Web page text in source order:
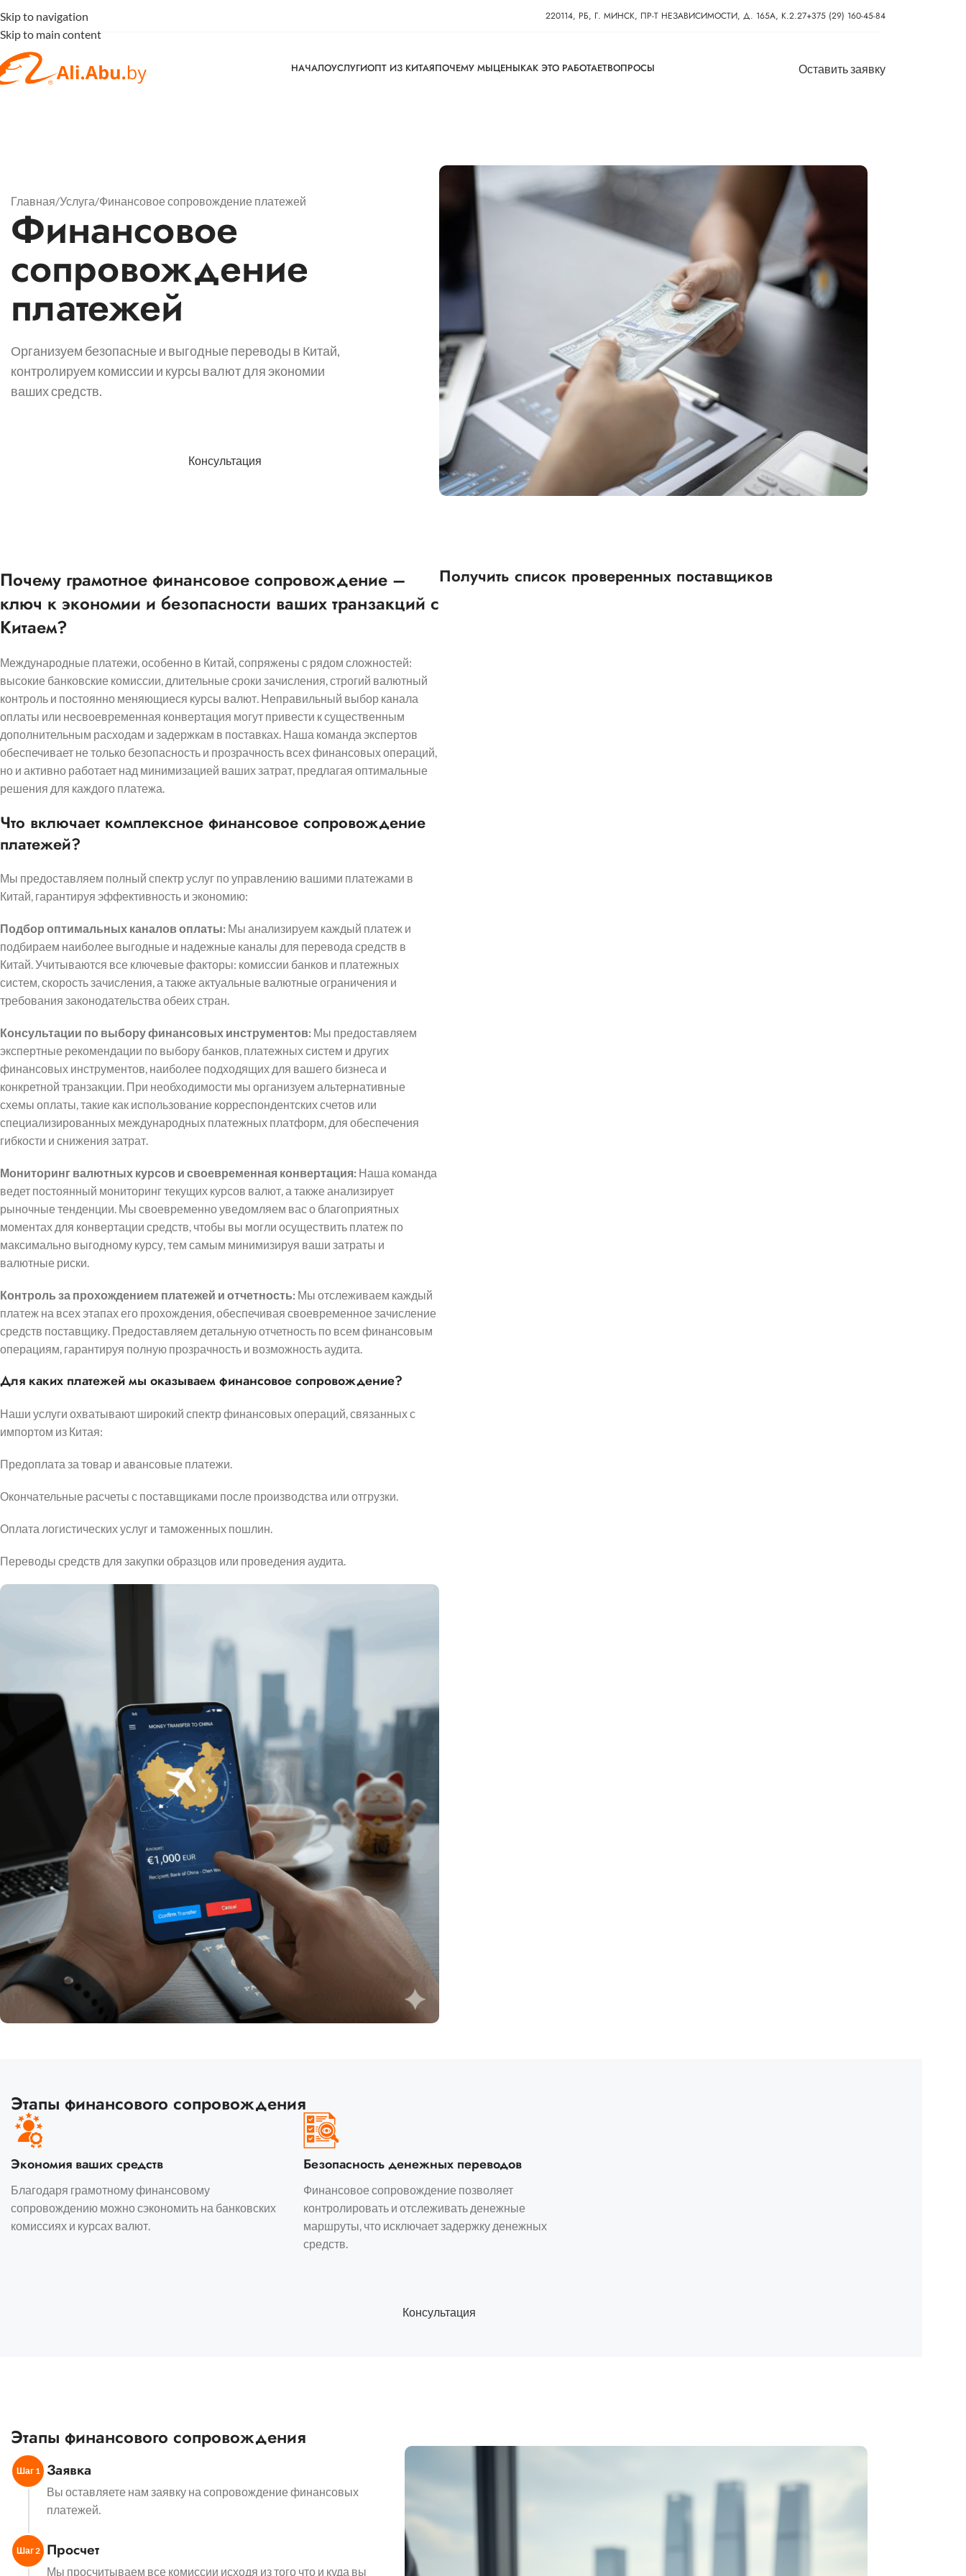
Skip to navigation
Skip to main content
220114, РБ, Г. МИНСК, ПР-Т НЕЗАВИСИМОСТИ, Д. 165А, К.2.27+375 (29) 160-45-84
НАЧАЛОУСЛУГИОПТ ИЗ КИТАЯПОЧЕМУ МЫЦЕНЫКАК ЭТО РАБОТАЕТВОПРОСЫ Оставить заявку
Главная Услуга Финансовое сопровождение платежей
Финансовое
сопровождение
платежей
Организуем безопасные и выгодные переводы в Китай,
контролируем комиссии и курсы валют для экономии
ваших средств.
Консультация
Почему грамотное финансовое сопровождение –
ключ к экономии и безопасности ваших транзакций с
Китаем?
Международные платежи, особенно в Китай, сопряжены с рядом сложностей:
высокие банковские комиссии, длительные сроки зачисления, строгий валютный
контроль и постоянно меняющиеся курсы валют. Неправильный выбор канала
оплаты или несвоевременная конвертация могут привести к существенным
дополнительным расходам и задержкам в поставках. Наша команда экспертов
обеспечивает не только безопасность и прозрачность всех финансовых операций,
но и активно работает над минимизацией ваших затрат, предлагая оптимальные
решения для каждого платежа.
Что включает комплексное финансовое сопровождение
платежей?
Мы предоставляем полный спектр услуг по управлению вашими платежами в
Китай, гарантируя эффективность и экономию:
Подбор оптимальных каналов оплаты: Мы анализируем каждый платеж и
подбираем наиболее выгодные и надежные каналы для перевода средств в
Китай. Учитываются все ключевые факторы: комиссии банков и платежных
систем, скорость зачисления, а также актуальные валютные ограничения и
требования законодательства обеих стран.
Консультации по выбору финансовых инструментов: Мы предоставляем
экспертные рекомендации по выбору банков, платежных систем и других
финансовых инструментов, наиболее подходящих для вашего бизнеса и
конкретной транзакции. При необходимости мы организуем альтернативные
схемы оплаты, такие как использование корреспондентских счетов или
специализированных международных платежных платформ, для обеспечения
гибкости и снижения затрат.
Мониторинг валютных курсов и своевременная конвертация: Наша команда
ведет постоянный мониторинг текущих курсов валют, а также анализирует
рыночные тенденции. Мы своевременно уведомляем вас о благоприятных
моментах для конвертации средств, чтобы вы могли осуществить платеж по
максимально выгодному курсу, тем самым минимизируя ваши затраты и
валютные риски.
Контроль за прохождением платежей и отчетность: Мы отслеживаем каждый
платеж на всех этапах его прохождения, обеспечивая своевременное зачисление
средств поставщику. Предоставляем детальную отчетность по всем финансовым
операциям, гарантируя полную прозрачность и возможность аудита.
Для каких платежей мы оказываем финансовое сопровождение?
Наши услуги охватывают широкий спектр финансовых операций, связанных с
импортом из Китая:
Предоплата за товар и авансовые платежи.
Окончательные расчеты с поставщиками после производства или отгрузки.
Оплата логистических услуг и таможенных пошлин.
Переводы средств для закупки образцов или проведения аудита.
Получить список проверенных поставщиков
Этапы финансового сопровождения
Экономия ваших средств
Благодаря грамотному финансовому
сопровождению можно сэкономить на банковских
комиссиях и курсах валют.
Безопасность денежных переводов
Финансовое сопровождение позволяет
контролировать и отслеживать денежные
маршруты, что исключает задержку денежных
средств.
Консультация
Этапы финансового сопровождения
Шаг 1 Заявка
Вы оставляете нам заявку на сопровождение финансовых
платежей.
Шаг 2 Просчет
Мы просчитываем все комиссии исходя из того что и куда вы